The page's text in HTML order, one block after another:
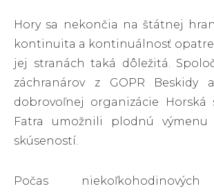
Hory sa nekončia na štátnej
kontinuita a kontinuálnosť
jej stranách taká dôležitá.
záchranárov z GOPR Beskidy
dobrovoľnej organizácie Horská
Fatra umožnili plodnú výmenu
skúseností.
Počas